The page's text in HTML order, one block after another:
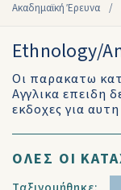
Aκαδημαϊκή Έρευνα /
Ethnology/
Οι παρακατω
Αγγλικα επειδη
εκδοχες για
ΟΛΕΣ ΟΙ